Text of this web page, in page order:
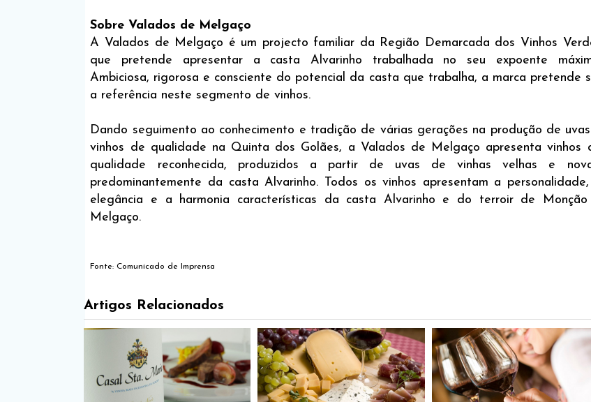
Sobre Valados de Melgaço
A Valados de Melgaço é um projecto familiar da Região Demarcada dos Vinhos
que pretende apresentar a casta Alvarinho trabalhada no seu expoente
Ambiciosa, rigorosa e consciente do potencial da casta que trabalha, a marca pretende
a referência neste segmento de vinhos.
Dando seguimento ao conhecimento e tradição de várias gerações na produção de
vinhos de qualidade na Quinta dos Golães, a Valados de Melgaço apresenta vinhos
qualidade reconhecida, produzidos a partir de uvas de vinhas velhas e
predominantemente da casta Alvarinho. Todos os vinhos apresentam a
elegância e a harmonia características da casta Alvarinho e do terroir de
Melgaço.
Fonte: Comunicado de Imprensa
Artigos Relacionados